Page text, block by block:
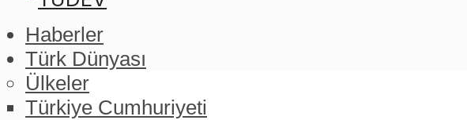
Haberler
Türk Dünyası
Ülkeler
Türkiye Cumhuriyeti